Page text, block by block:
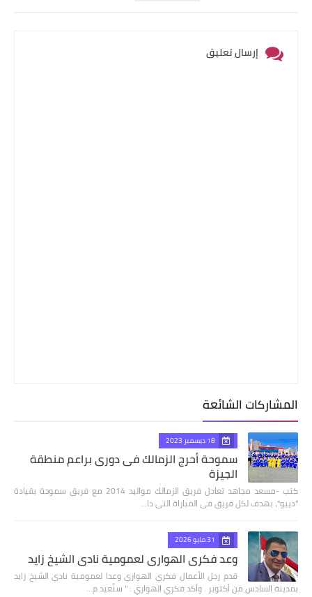
إرسال تعليق
المشاركات الشائعة
18 ديسمبر 2023
سموحة أحرج الزمالك فى دورى براعم منطقة
الجيزة
كتب -مسعد مجاهد تعادل فريق الزمالك مواليد 2014 مع فريق سموحة بقيادة
"ديبو"، بهدف لكل فريق فى المباراة التى دا…
31 مايو 2026
وعد فكري الهواري لعمومية نادي الشيخ زايد
قدم رجل الأعمال فكري الهواري وعدا لعمومية نادي الشيخ زايد
بمدينة السادس من أكتوبر . وأكد فكري الهواري : " سنُعيد م…